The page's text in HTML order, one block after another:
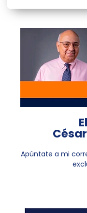
Apúntate a mi